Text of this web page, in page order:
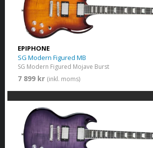
EPIPHONE
SG Modern Figured MB
SG Modern Figured Mojave Burst
7 899 kr (inkl. moms)